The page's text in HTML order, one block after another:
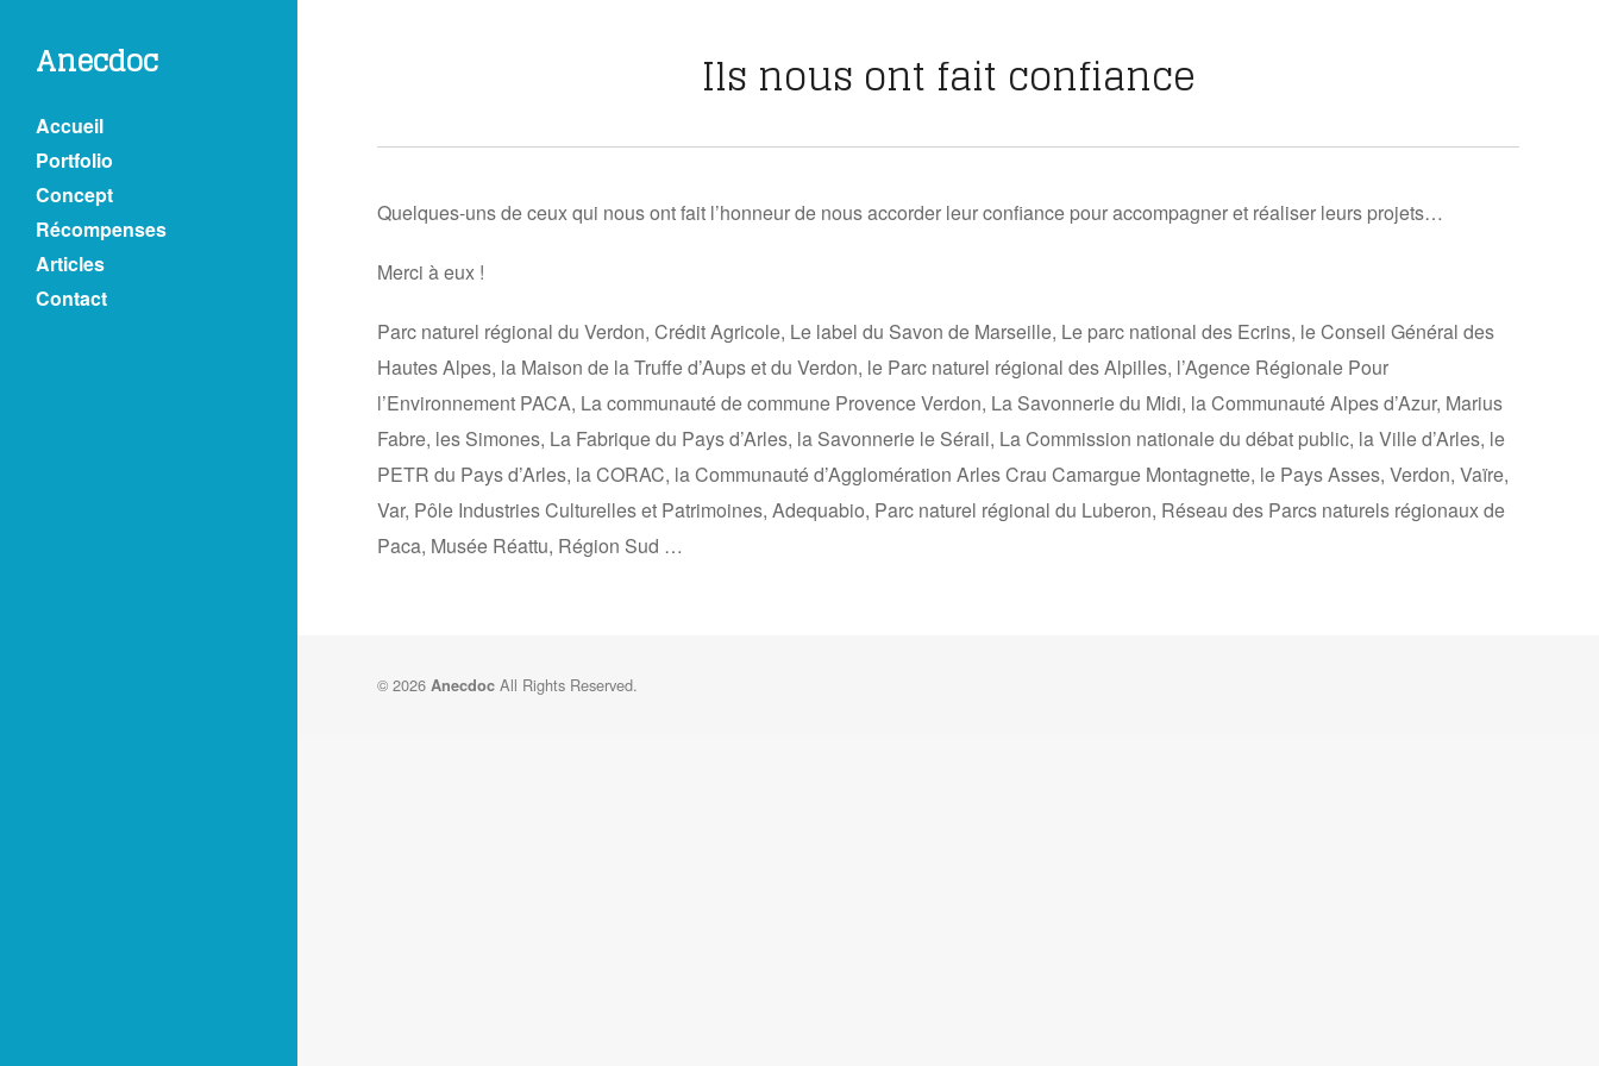
Anecdoc
Accueil
Portfolio
Concept
Récompenses
Articles
Contact
Ils nous ont fait confiance
Quelques-uns de ceux qui nous ont fait l’honneur de nous accorder leur confiance pour accompagner et réaliser leurs projets…
Merci à eux !
Parc naturel régional du Verdon, Crédit Agricole, Le label du Savon de Marseille, Le parc national des Ecrins, le Conseil Général des
Hautes Alpes, la Maison de la Truffe d’Aups et du Verdon, le Parc naturel régional des Alpilles, l’Agence Régionale Pour
l’Environnement PACA, La communauté de commune Provence Verdon, La Savonnerie du Midi, la Communauté Alpes d’Azur, Marius
Fabre, les Simones, La Fabrique du Pays d’Arles, la Savonnerie le Sérail, La Commission nationale du débat public, la Ville d’Arles, le
PETR du Pays d’Arles, la CORAC, la Communauté d’Agglomération Arles Crau Camargue Montagnette, le Pays Asses, Verdon, Vaïre,
Var, Pôle Industries Culturelles et Patrimoines, Adequabio, Parc naturel régional du Luberon, Réseau des Parcs naturels régionaux de
Paca, Musée Réattu, Région Sud …
© 2026 Anecdoc All Rights Reserved.